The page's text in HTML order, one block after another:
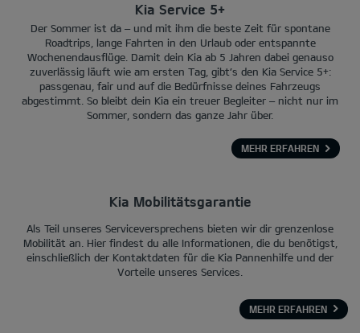
Kia Service 5+
Der Sommer ist da – und mit ihm die beste Zeit für spontane
Roadtrips, lange Fahrten in den Urlaub oder entspannte
Wochenendausflüge. Damit dein Kia ab 5 Jahren dabei genauso
zuverlässig läuft wie am ersten Tag, gibt’s den Kia Service 5+:
passgenau, fair und auf die Bedürfnisse deines Fahrzeugs
abgestimmt. So bleibt dein Kia ein treuer Begleiter – nicht nur im
Sommer, sondern das ganze Jahr über.
MEHR ERFAHREN
Kia Mobilitätsgarantie
Als Teil unseres Serviceversprechens bieten wir dir grenzenlose
Mobilität an. Hier findest du alle Informationen, die du benötigst,
einschließlich der Kontaktdaten für die Kia Pannenhilfe und der
Vorteile unseres Services.
MEHR ERFAHREN